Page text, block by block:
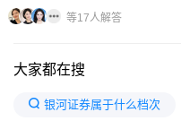
时代，线上办理证券开户被广大
等17人解答
大家都在搜
银河证券属于什么档次